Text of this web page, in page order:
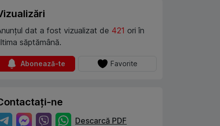
dat a fost vizualizat de 421 ori în
săptămână.
Abonează-te Favorite
ne
Descarcă PDF